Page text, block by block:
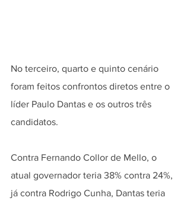
No terceiro, quarto e quinto cenário
foram feitos confrontos diretos entre o
líder Paulo Dantas e os outros três
candidatos.
Contra Fernando Collor de Mello, o
atual governador teria 38% contra 24%,
já contra Rodrigo Cunha, Dantas teria